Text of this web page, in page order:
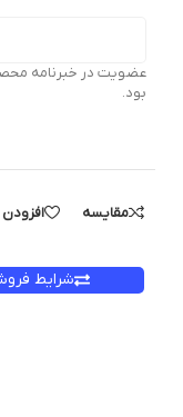
عضویت در خبرنامه
بود.
مقایسه
شرایط